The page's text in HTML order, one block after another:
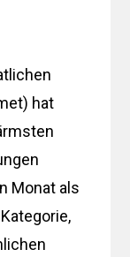
hat
Monat als